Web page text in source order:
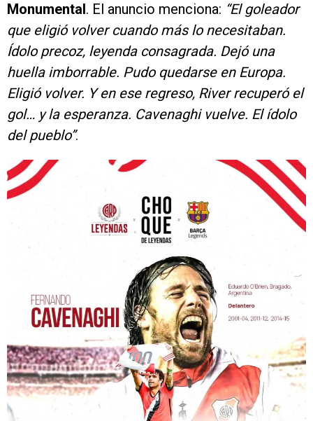
Monumental . El anuncio menciona: “El goleador
que eligió volver cuando más lo necesitaban.
Ídolo precoz, leyenda consagrada. Dejó una
huella imborrable. Pudo quedarse en Europa.
Eligió volver. Y en ese regreso, River recuperó el
gol… y la esperanza. Cavenaghi vuelve. El ídolo
del pueblo”.